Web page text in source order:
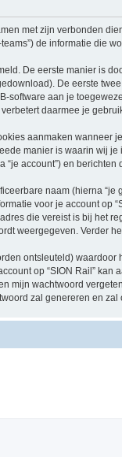
met zijn verbonden
teams”) de informatie
De eerste manier is
De eerste
software aan je
daarmee je
aanmaken wanneer
manier is waarin wij
“je account”) en
naam (hierna
voor je account op
die vereist is bij het
weergegeven. Verder
ontsleuteld)
op “SION Rail”
mijn wachtwoord
zal genereren en